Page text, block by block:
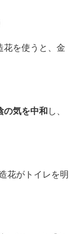
花を使うと、金
の気を中和 し、
花がトイレを明